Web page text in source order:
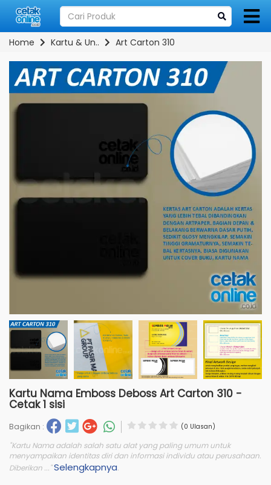
Home Kartu & Un.. Art Carton 310
Kartu Nama Emboss Deboss Art Carton 310 -
Cetak 1 sisi
Bagikan : (0 Ulasan)
"Kartu Nama adalah salah satu alat yang paling umum untuk
menyampaikan identitas diri dan informasi individu atau perusahaan.
Diberikan ..."Selengkapnya.